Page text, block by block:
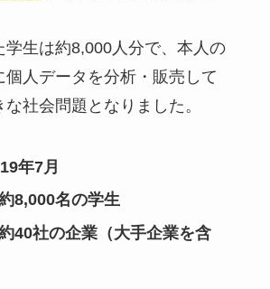
学生は約8,000人分で、本人の
個人データを分析・販売して
社会問題となりました。
年7月
8,000名の学生
40社の企業（大手企業を含